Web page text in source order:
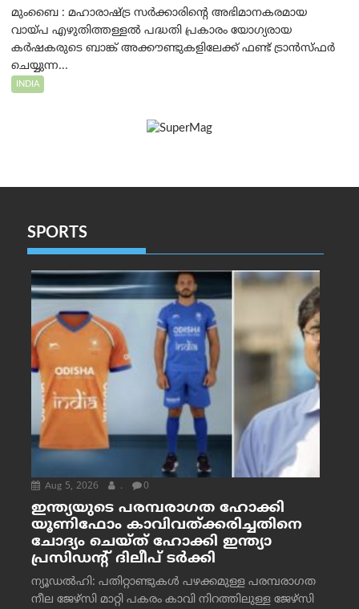
മുംബൈ : മഹാരാഷ്ട്ര സർക്കാരിന്റെ അഭിമാനകരമായ
വായ്പ എഴുതിത്തള്ളൽ പദ്ധതി പ്രകാരം യോഗ്യരായ
കർഷകരുടെ ബാങ്ക് അക്കൗണ്ടുകളിലേക്ക് ഫണ്ട് ട്രാൻസ്ഫർ
ചെയ്യുന്ന...
INDIA
SPORTS
Aug 5, 2026 . 0
ഇന്ത്യയുടെ പരമ്പരാഗത ഹോക്കി
യൂണിഫോം കാവിവത്ക്കരിച്ചതിനെ
ചോദ്യം ചെയ്ത് ഹോക്കി ഇന്ത്യാ
പ്രസിഡന്റ് ദിലീപ് ടര്‍ക്കി
ന്യൂഡൽഹി: പതിറ്റാണ്ടുകൾ പഴക്കമുള്ള പരമ്പരാഗത
നീല ജേഴ്‌സി മാറ്റി പകരം കാവി നിറത്തിലുള്ള ജേഴ്‌സി